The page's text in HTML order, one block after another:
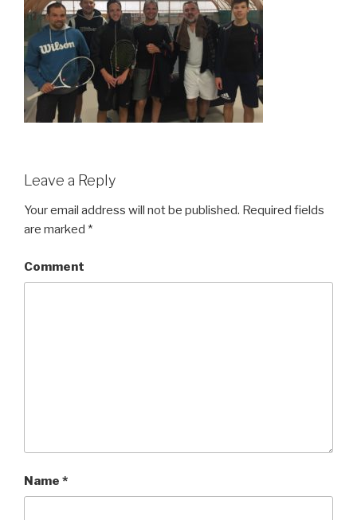
Leave a Reply
Your email address will not be published. Required fields
are marked *
Comment
Name *